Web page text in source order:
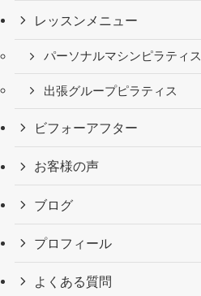
レッスンメニュー
パーソナルマシンピラティス
出張グループピラティス
ビフォーアフター
お客様の声
ブログ
プロフィール
よくある質問